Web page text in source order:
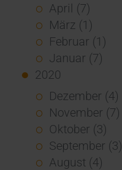
April (7)
März (1)
Februar (1)
Januar (7)
2020
Dezember (4)
November (7)
Oktober (3)
September (3)
August (4)